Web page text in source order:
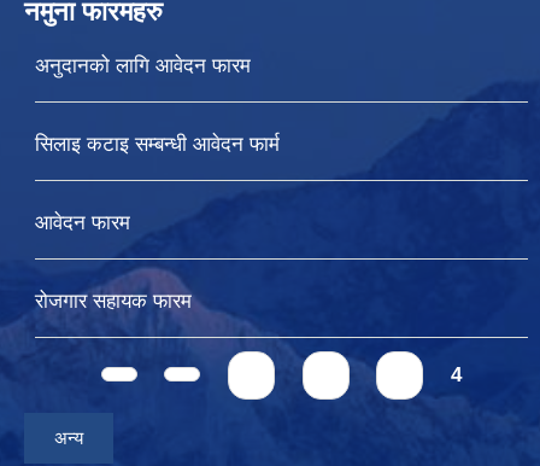
नमुना फारमहरु
अनुदानको लागि आवेदन फारम
सिलाइ कटाइ सम्बन्धी आवेदन फार्म
आवेदन फारम
रोजगार सहायक फारम
Pages 4
अन्य